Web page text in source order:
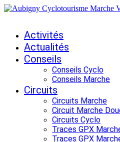
Activités
Actualités
Conseils
Conseils Cyclo
Conseils Marche
Circuits
Circuits Marche
Circuit Marche
Circuits Cyclo
Traces GPX
Traces GPX